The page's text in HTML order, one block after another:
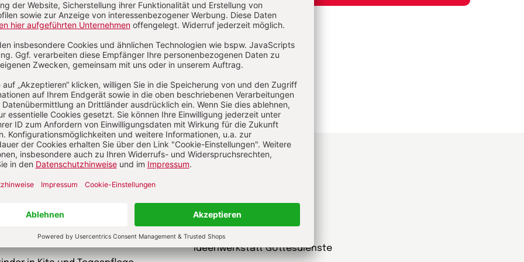
heute Fachmagazin, Leitungsheft
Eltern Rat suchen
kunst und kirche
Gottesdienst
Ideenwerkstatt Gottesdienste